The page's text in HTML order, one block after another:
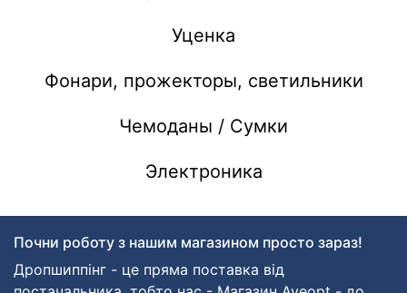
Уценка
Фонари, прожекторы, светильники
Чемоданы / Сумки
Электроника
Почни роботу з нашим магазином просто зараз!
Дропшиппінг - це пряма поставка від